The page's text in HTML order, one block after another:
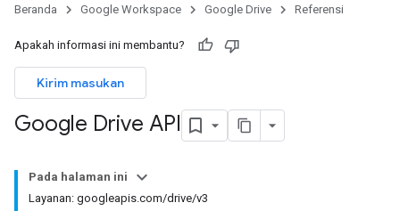
Beranda Google Workspace Google Drive Referensi
Apakah informasi ini membantu?
Kirim masukan
Google Drive API
Pada halaman ini
Layanan: googleapis.com/drive/v3